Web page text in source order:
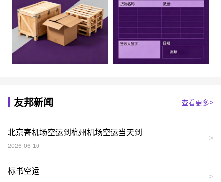
友邦新闻 查看更多
北京寄机场空运到杭州机场空运当天到
2026-06-10
>
标书空运
>